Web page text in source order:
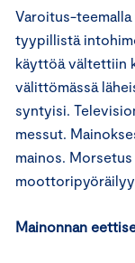
Varoitus-
tyypillistä
käyttöä vältettiin
välittömässä
syntyisi.
messut.
mainos.
Mainonnan